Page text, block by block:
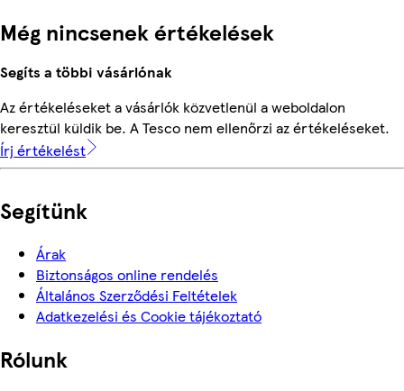
Még nincsenek értékelések
Segíts a többi vásárlónak
Az értékeléseket a vásárlók közvetlenül a weboldalon
keresztül küldik be. A Tesco nem ellenőrzi az értékeléseket.
Írj értékelést
Segítünk
Árak
Biztonságos online rendelés
Általános Szerződési Feltételek
Adatkezelési és Cookie tájékoztató
Rólunk